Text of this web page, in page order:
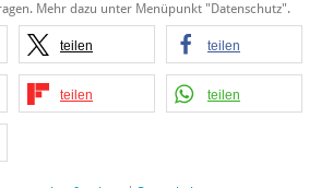
Mehr dazu unter Menüpunkt "Datenschutz".
teilen teilen
teilen teilen